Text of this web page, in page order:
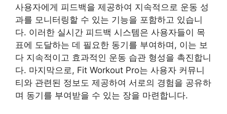
사용자에게 피드백을 제공하여 지속적으로 운동 성
과를 모니터링할 수 있는 기능을 포함하고 있습니
다. 이러한 실시간 피드백 시스템은 사용자들이 목
표에 도달하는 데 필요한 동기를 부여하며, 이는 보
다 지속적이고 효과적인 운동 습관 형성을 촉진합니
다. 마지막으로, Fit Workout Pro는 사용자 커뮤니
티와 관련된 정보도 제공하여 서로의 경험을 공유하
며 동기를 부여받을 수 있는 장을 마련합니다.